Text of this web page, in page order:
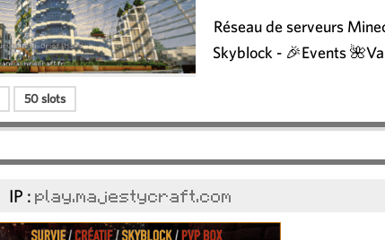
50 slots
Réseau de serveurs
Skyblock - 🎉Events
IP : play.majestycraft.com